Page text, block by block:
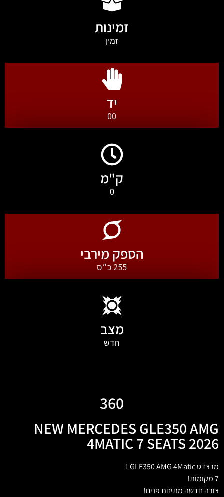
זמינות
זמין
יד
00
ק"מ
0
הספק מירבי
255 כ״ס
מצב
חדש
360
NEW MERCEDES GLE350 AMG
4MATIC 7 SEATS 2026
מרצדס GLE350 AMG 4Matic !
7 מקומות!
צורה חדשה מתיחת פנים!